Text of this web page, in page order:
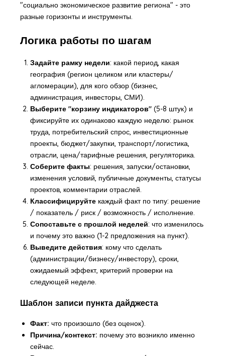
"социально экономическое развитие региона" - это
разные горизонты и инструменты.
Логика работы по шагам
Задайте рамку недели: какой период, какая
география (регион целиком или кластеры/
агломерации), для кого обзор (бизнес,
администрация, инвесторы, СМИ).
Выберите "корзину индикаторов"(5-8 штук) и
фиксируйте их одинаково каждую неделю: рынок
труда, потребительский спрос, инвестиционные
проекты, бюджет/закупки, транспорт/логистика,
отрасли, цена/тарифные решения, регуляторика.
Соберите факты: решения, запуски/остановки,
изменения условий, публичные документы, статусы
проектов, комментарии отраслей.
Классифицируйтекаждый факт по типу: решение
/ показатель / риск / возможность / исполнение.
Сопоставьте с прошлой неделей: что изменилось
и почему это важно (1-2 предложения на пункт).
Выведите действия: кому что сделать
(администрации/бизнесу/инвестору), сроки,
ожидаемый эффект, критерий проверки на
следующей неделе.
Шаблон записи пункта дайджеста
Факт: что произошло (без оценок).
Причина/контекст: почему это возникло именно
сейчас.